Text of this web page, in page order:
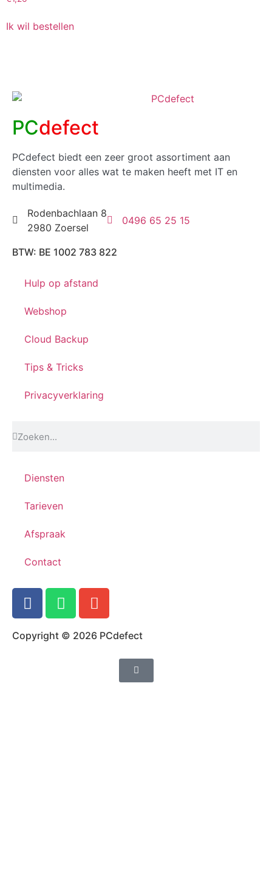
Ik wil bestellen
PCdefect
PCdefect biedt een zeer groot assortiment aan
diensten voor alles wat te maken heeft met IT en
multimedia.
Rodenbachlaan 8
2980 Zoersel
0496 65 25 15
BTW: BE 1002 783 822
Hulp op afstand
Webshop
Cloud Backup
Tips & Tricks
Privacyverklaring
Diensten
Tarieven
Afspraak
Contact
Copyright © 2026 PCdefect